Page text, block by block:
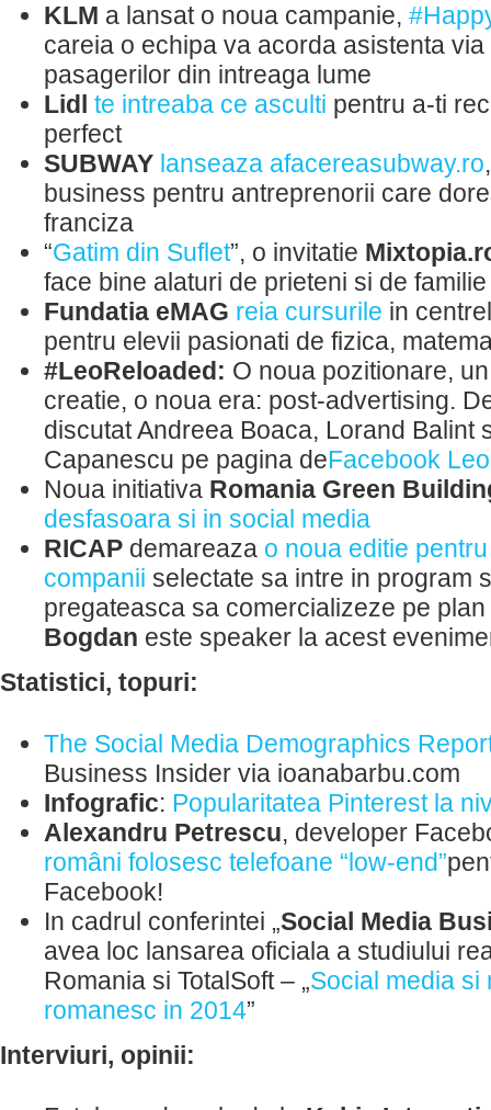
KLM a lansat o noua campanie,
careia o echipa va acorda asistenta
pasagerilor din intreaga lume
Lidl te intreaba ce asculti pentru a-ti
perfect
SUBWAY lanseaza afacereasubway.ro
business pentru antreprenorii care
franciza
“Gatim din Suflet”, o invitatie
face bine alaturi de prieteni si de familie
Fundatia eMAG reia cursurile in
pentru elevii pasionati de fizica,
#LeoReloaded: O noua pozitionare,
creatie, o noua era: post-advertising.
discutat Andreea Boaca, Lorand Balint
Capanescu pe pagina deFacebook
Noua initiativa Romania Green
desfasoara si in social media
RICAP demareaza o noua editie
companii selectate sa intre in program
pregateasca sa comercializeze pe
Bogdan este speaker la acest
Statistici, topuri:
The Social Media Demographics
Business Insider via ioanabarbu.com
Infografic: Popularitatea Pinterest la
Alexandru Petrescu, developer
români folosesc telefoane “low-end”
Facebook!
In cadrul conferintei „Social Media
avea loc lansarea oficiala a studiului
Romania si TotalSoft – „Social media si
romanesc in 2014”
Interviuri, opinii: